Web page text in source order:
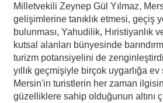
Milletvekili Zeynep Gül Yılmaz,
gelişimlerine tanıklık etmesi, geçiş
bulunması, Yahudilik, Hıristiyanlık
kutsal alanları bünyesinde
turizm potansiyelini de
yıllık geçmişiyle birçok uygarlığa
Mersin'in turistlerin her zaman
güzelliklere sahip olduğunun altını